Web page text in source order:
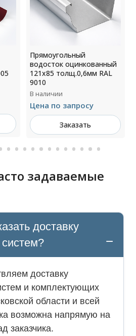
Прямоугольный
водосток оцинкованный
121х85 толщ.0,6мм RAL
9010
В наличии
Цена по запросу
Заказать
задаваемые
доставку
доставку
и комплектующих
области и всей
возможна напрямую на
заказчика.